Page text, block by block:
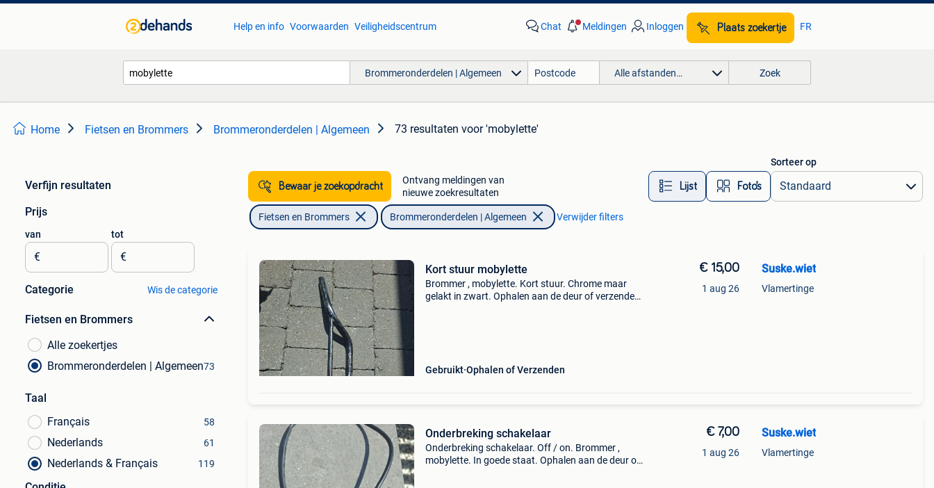
Help en info Voorwaarden Veiligheidscentrum Chat Meldingen Inloggen Plaats zoekertje FR
Brommeronderdelen | Algemeen Alle afstanden… Zoek
Home Fietsen en Brommers Brommeronderdelen | Algemeen 73 resultaten voor 'mobylette'
Verfijn resultaten
Prijs
van
€
tot
€
Categorie Wis de categorie
Fietsen en Brommers
Alle zoekertjes
Brommeronderdelen | Algemeen73
Taal
Français
58
Nederlands 61
Nederlands & Français 119
Bewaar je zoekopdracht
Ontvang meldingen van
nieuwe zoekresultaten
Lijst Foto’s
Sorteer op
Fietsen en Brommers Brommeronderdelen | Algemeen Verwijder filters
Kort stuur mobylette
Brommer , mobylette. Kort stuur. Chrome maar
gelakt in zwart. Ophalen aan de deur of verzenden
Gebruikt Ophalen of Verzenden
€ 15,00
1 aug 26
Suske.wiet
Vlamertinge
Onderbreking schakelaar
Onderbreking schakelaar. Off / on. Brommer ,
mobylette. In goede staat. Ophalen aan de deur of
€ 7,00
1 aug 26
Suske.wiet
Vlamertinge